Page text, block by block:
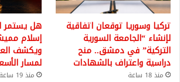
تركيا وسوريا توقعان اتفاقية
لإنشاء “الجامعة السورية
التركية” في دمشق.. منح
دراسية واعتراف بالشهادات
منذ 18 ساعة
هل يستمر
إسلام
ويكشف
لمسار
منذ 19 ساعة